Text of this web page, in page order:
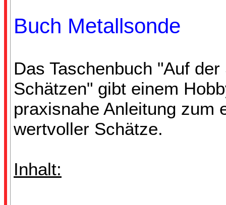
Buch Metallsonde
Das Taschenbuch "Auf
Schätzen" gibt einem
praxisnahe Anleitung zum
wertvoller Schätze.
Inhalt: